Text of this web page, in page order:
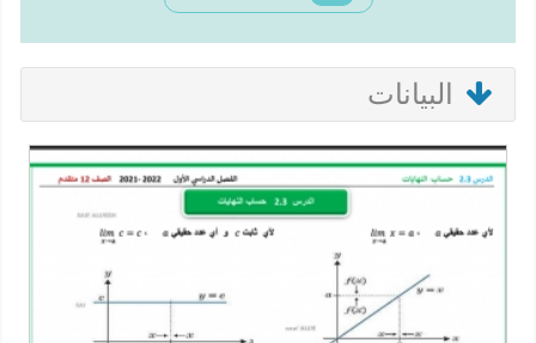
البيانات